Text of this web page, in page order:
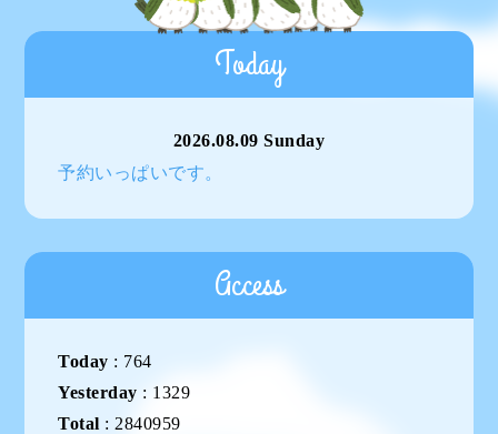
Today
2026.08.09 Sunday
予約いっぱいです。
Access
Today : 764
Yesterday : 1329
Total : 2840959